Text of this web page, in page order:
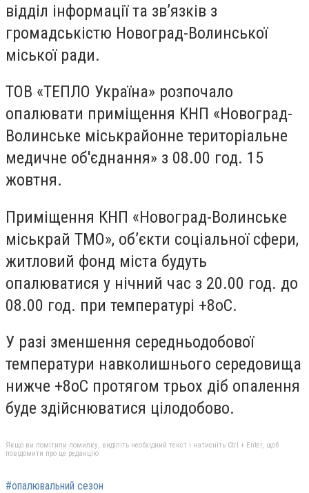
відділ інформації та зв’язків з
громадськістю Новоград-Волинської
міської ради.
ТОВ «ТЕПЛО Україна» розпочало
опалювати приміщення КНП «Новоград-
Волинське міськрайонне територіальне
медичне об'єднання» з 08.00 год. 15
жовтня.
Приміщення КНП «Новоград-Волинське
міськрай ТМО», об’єкти соціальної сфери,
житловий фонд міста будуть
опалюватися у нічний час з 20.00 год. до
08.00 год. при температурі +8оС.
У разі зменшення середньодобової
температури навколишнього середовища
нижче +8оС протягом трьох діб опалення
буде здійснюватися цілодобово.
Якщо ви помітили помилку, виділіть необхідний текст і натисніть Ctrl + Enter, щоб
повідомити про це редакцію
#опалювальний сезон